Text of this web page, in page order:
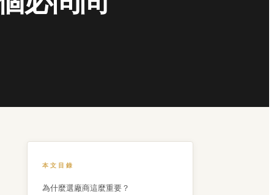
本文目錄
為什麼選廠商這麼重要？